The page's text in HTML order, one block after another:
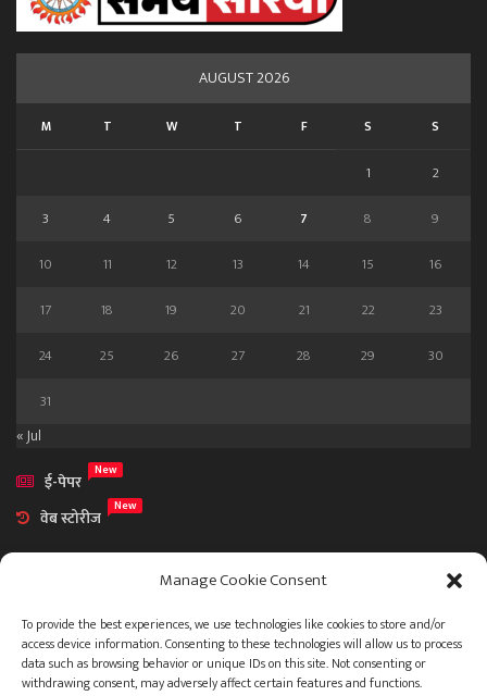
Manage Cookie Consent
To provide the best experiences, we use technologies like cookies to store and/or
access device information. Consenting to these technologies will allow us to process
data such as browsing behavior or unique IDs on this site. Not consenting or
withdrawing consent, may adversely affect certain features and functions.
AUGUST 2026
M T W T F S S
1
2
3
4 5 6 7 8
9
10
11 12 13 14 15
16
17
18 19 20 21 22
23
24
25 26 27 28 29
30
31
« Jul
ई-पेपर
New
वेब स्टोरीज New
आमच्या विषयी
संपर्क